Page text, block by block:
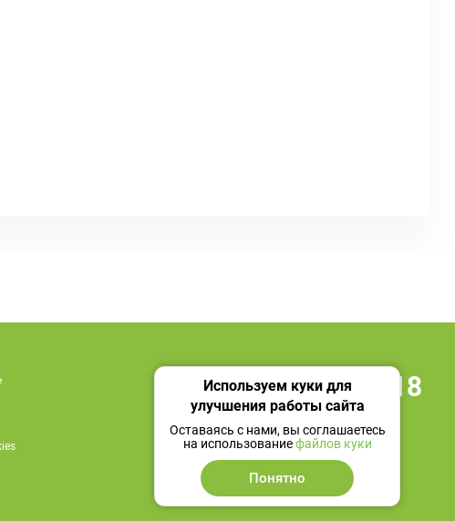
+7 495 419 18 18
Используем куки для
улучшения работы сайта
Оставаясь с нами, вы соглашаетесь
на использованиефайлов куки
Понятно